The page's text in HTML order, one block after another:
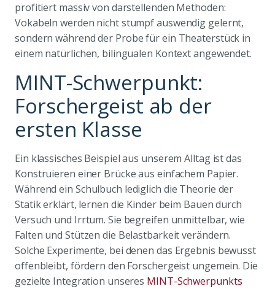
profitiert massiv von darstellenden Methoden:
Vokabeln werden nicht stumpf auswendig gelernt,
sondern während der Probe für ein Theaterstück in
einem natürlichen, bilingualen Kontext angewendet.
MINT-Schwerpunkt:
Forschergeist ab der
ersten Klasse
Ein klassisches Beispiel aus unserem Alltag ist das
Konstruieren einer Brücke aus einfachem Papier.
Während ein Schulbuch lediglich die Theorie der
Statik erklärt, lernen die Kinder beim Bauen durch
Versuch und Irrtum. Sie begreifen unmittelbar, wie
Falten und Stützen die Belastbarkeit verändern.
Solche Experimente, bei denen das Ergebnis bewusst
offenbleibt, fördern den Forschergeist ungemein. Die
gezielte Integration unseres MINT-Schwerpunkts